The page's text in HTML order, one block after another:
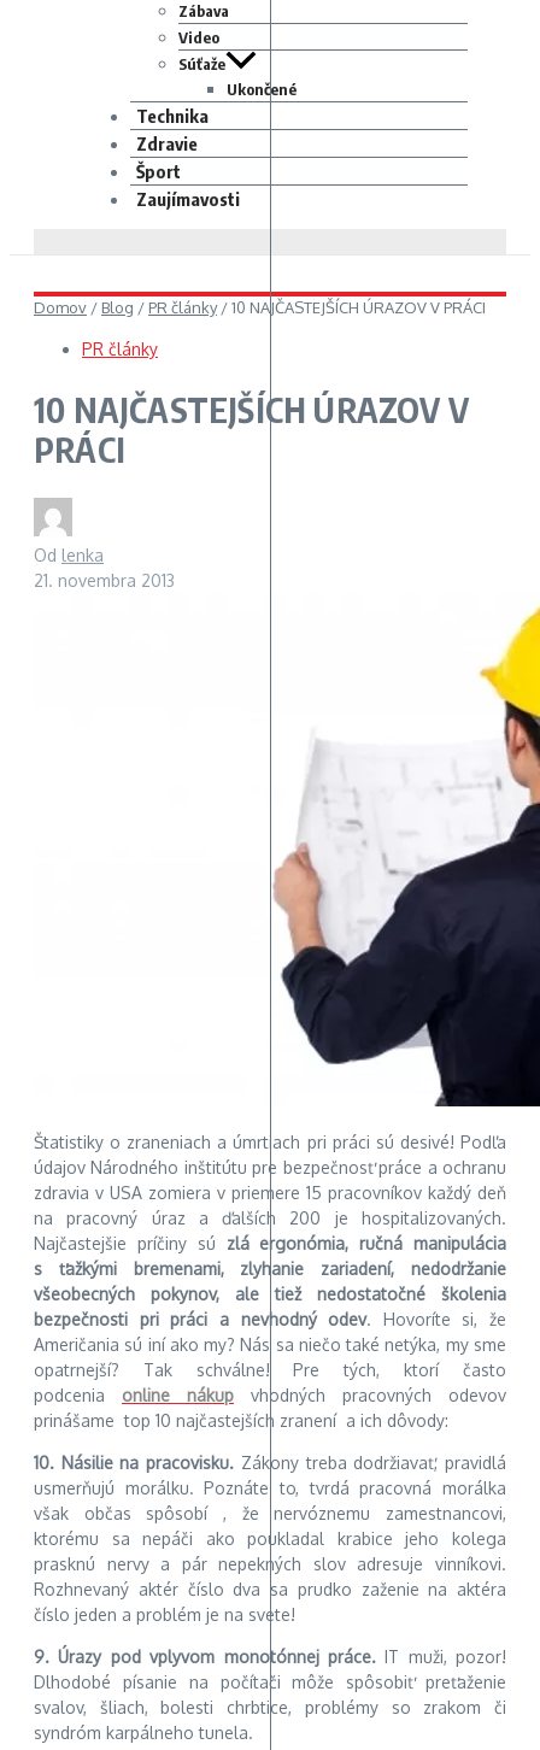
Zábava
Video
Súťaže
Ukončené
Technika
Zdravie
Šport
Zaujímavosti
Domov / Blog / PR články/10 NAJČASTEJŠÍCH ÚRAZOV V PRÁCI
PR články
10 NAJČASTEJŠÍCH ÚRAZOV V
PRÁCI
Od lenka
21. novembra 2013
Štatistiky o zraneniach a úmrtiach pri práci sú desivé! Podľa
údajov Národného inštitútu pre bezpečnosť práce a ochranu
zdravia v USA zomiera v priemere 15 pracovníkov každý deň
na pracovný úraz a ďalších 200 je hospitalizovaných.
Najčastejšie príčiny sú zlá ergonómia, ručná manipulácia
s ťažkými bremenami, zlyhanie zariadení, nedodržanie
všeobecných pokynov, ale tiež nedostatočné školenia
bezpečnosti pri práci a nevhodný odev. Hovoríte si, že
Američania sú iní ako my? Nás sa niečo také netýka, my sme
opatrnejší? Tak schválne! Pre tých, ktorí často
podcenia online nákup
vhodných pracovných odevov
prinášame top 10 najčastejších zranení a ich dôvody:
10. Násilie na pracovisku. Zákony treba dodržiavať, pravidlá
usmerňujú morálku. Poznáte to, tvrdá pracovná morálka
však občas spôsobí , že nervóznemu zamestnancovi,
ktorému sa nepáči ako poukladal krabice jeho kolega
prasknú nervy a pár nepekných slov adresuje vinníkovi.
Rozhnevaný aktér číslo dva sa prudko zaženie na aktéra
číslo jeden a problém je na svete!
9. Úrazy pod vplyvom monotónnej práce.IT muži, pozor!
Dlhodobé písanie na počítači môže spôsobiť preťaženie
svalov, šliach, bolesti chrbtice, problémy so zrakom či
syndróm karpálneho tunela.